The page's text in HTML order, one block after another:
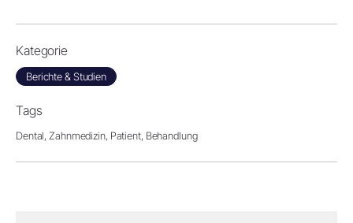
Kategorie
Berichte & Studien
Tags
Dental, Zahnmedizin, Patient, Behandlung